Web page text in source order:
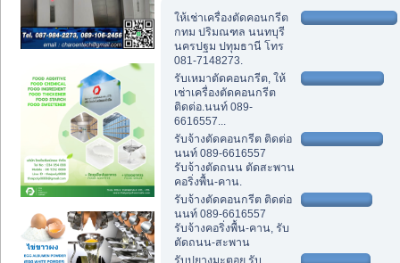
สูงสุด)
ให้เช่าเครื่องตัดคอนกรีต
กทม ปริมณฑล นนทบุรี
นครปฐม ปทุมธานี โทร
081-7148273.
รับเหมาตัดคอนกรีต, ให้
เช่าเครื่องตัดคอนกรีต
ติดต่อ.นนท์ 089-
6616557...
รับจ้างตัดคอนกรีต ติดต่อ
นนท์ 089-6616557
รับจ้างตัดถนน ตัดสะพาน
คอริ่งพื้น-คาน.
รับจ้างตัดคอนกรีต ติดต่อ
นนท์ 089-6616557
รับจ้างคอริ่งพื้น-คาน, รับ
ตัดถนน-สะพาน
รับปูยางมะตอย รับ